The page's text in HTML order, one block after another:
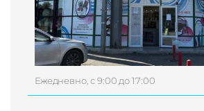
Ежедневно, с 9:00 до 17:00